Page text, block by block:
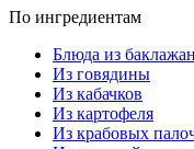
По ингредиентам
Блюда из
Из говядины
Из кабачков
Из картофеля
Из крабовых